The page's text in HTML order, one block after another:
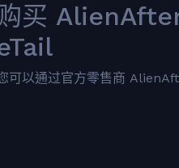
买
可以通过官方零售商